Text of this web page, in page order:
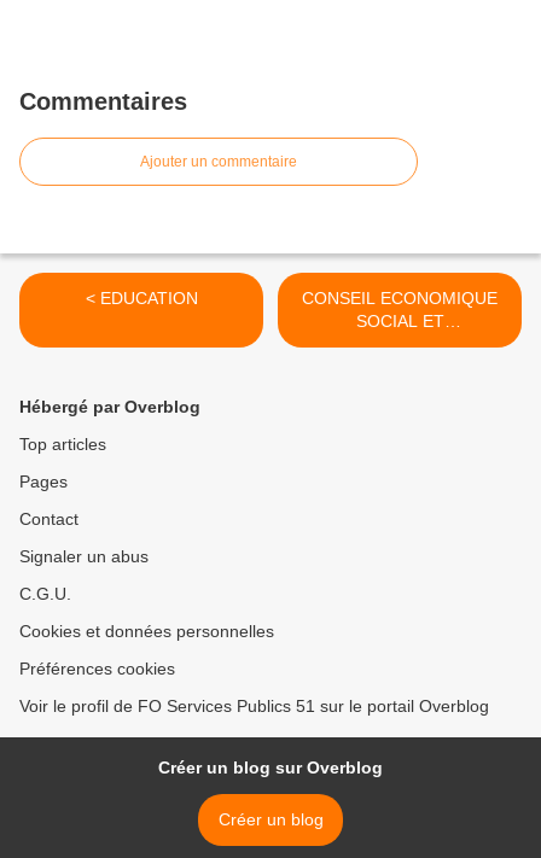
Commentaires
Ajouter un commentaire
< EDUCATION
CONSEIL ECONOMIQUE
SOCIAL ET
ENVIRONNEMENTAL >
Hébergé par Overblog
Top articles
Pages
Contact
Signaler un abus
C.G.U.
Cookies et données personnelles
Préférences cookies
Voir le profil de FO Services Publics 51 sur le portail Overblog
Créer un blog sur Overblog
Créer un blog